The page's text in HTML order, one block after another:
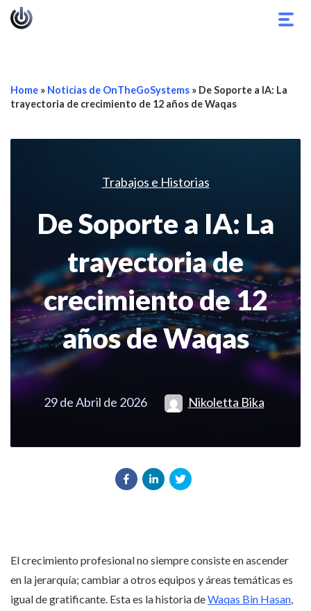
Home » Noticias de OnTheGoSystems » De Soporte a IA: La
trayectoria de crecimiento de 12 años de Waqas
Trabajos e Historias
De Soporte a IA: La
trayectoria de
crecimiento de 12
años de Waqas
29 de Abril de 2026 Nikoletta Bika
El crecimiento profesional no siempre consiste en ascender
en la jerarquía; cambiar a otros equipos y áreas temáticas es
igual de gratificante. Esta es la historia deWaqas Bin Hasan,